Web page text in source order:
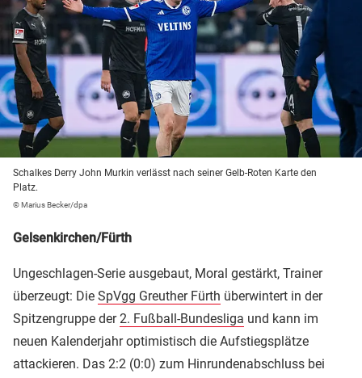
Schalkes Derry John Murkin verlässt nach seiner Gelb-Roten Karte den
Platz.
© Marius Becker/dpa
Gelsenkirchen/Fürth
Ungeschlagen-Serie ausgebaut, Moral gestärkt, Trainer
überzeugt: Die SpVgg Greuther Fürth überwintert in der
Spitzengruppe der2. Fußball-Bundesliga und kann im
neuen Kalenderjahr optimistisch die Aufstiegsplätze
attackieren. Das 2:2 (0:0) zum Hinrundenabschluss bei